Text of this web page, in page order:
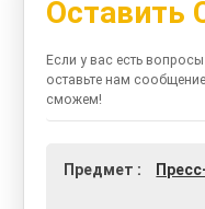
Оставить
Если у вас есть
оставьте нам
сможем!
Предмет :